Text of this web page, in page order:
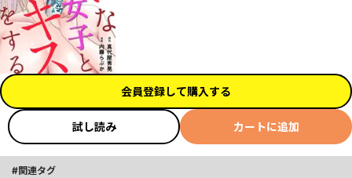
会員登録して購入する
試し読み カートに追加
関連タグ